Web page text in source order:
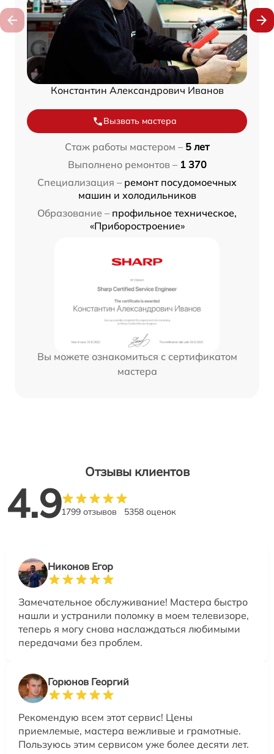
Константин Александрович Иванов
Вызвать мастера
Стаж работы мастером – 5 лет
Выполнено ремонтов – 1 370
Специализация – ремонт посудомоечных
машин и холодильников
Образование – профильное техническое,
«Приборостроение»
Вы можете ознакомиться с сертификатом
мастера
Отзывы клиентов
4.91799 отзывов 5358 оценок
Никонов Егор
Замечательное обслуживание! Мастера быстро
нашли и устранили поломку в моем телевизоре,
теперь я могу снова наслаждаться любимыми
передачами без проблем.
Горюнов Георгий
Рекомендую всем этот сервис! Цены
приемлемые, мастера вежливые и грамотные.
Пользуюсь этим сервисом уже более десяти лет.